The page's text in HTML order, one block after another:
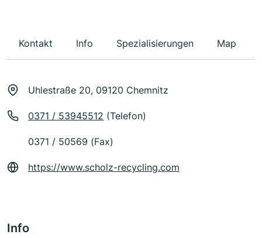
Kontakt Info Spezialisierungen Map
Uhlestraße 20, 09120 Chemnitz
0371 / 53945512 (Telefon)
0371 / 50569 (Fax)
https://www.scholz-recycling.com
Info